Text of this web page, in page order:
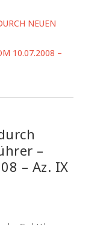
NEUEN
10.07.2008 –
–
– Az. IX